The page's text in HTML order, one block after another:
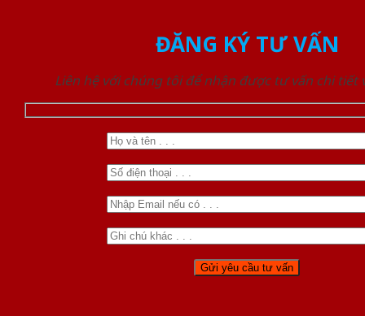
ĐĂNG KÝ TƯ VẤN
Liên hệ với chúng tôi để nhận được tư vấn chi tiết